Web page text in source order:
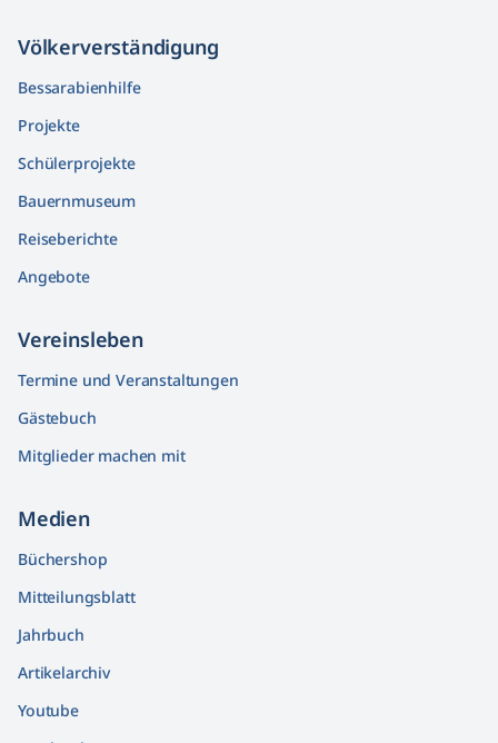
Völkerver­ständigung
Bessarabienhilfe
Projekte
Schülerprojekte
Bauernmuseum
Reiseberichte
Angebote
Vereinsleben
Termine und Veranstaltungen
Gästebuch
Mitglieder machen mit
Medien
Büchershop
Mitteilungsblatt
Jahrbuch
Artikelarchiv
Youtube